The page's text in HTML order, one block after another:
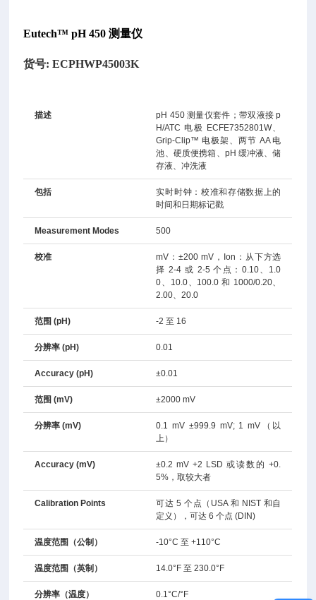
Eutech™ pH 450 测量仪
货号: ECPHWP45003K
描述
pH 450 测量仪套件；带双液接 p
H/ATC 电极 ECFE7352801W、
Grip-Clip™ 电极架、两节 AA 电
池、硬质便携箱、pH 缓冲液、储
存液、冲洗液
包括
实时时钟：校准和存储数据上的
时间和日期标记戳
Measurement Modes 500
校准
mV：±200 mV，Ion：从下方选
择 2-4 或 2-5 个点：0.10、1.0
0、10.0、100.0 和 1000/0.20、
2.00、20.0
范围 (pH) -2 至 16
分辨率 (pH) 0.01
Accuracy (pH) ±0.01
范围 (mV) ±2000 mV
分辨率 (mV)
0.1 mV ±999.9 mV; 1 mV（以
上）
Accuracy (mV)
±0.2 mV +2 LSD 或读数的 +0.
5%，取较大者
Calibration Points
可达 5 个点（USA 和 NIST 和自
定义），可达 6 个点 (DIN)
温度范围（公制） -10°C 至 +110°C
温度范围（英制） 14.0°F 至 230.0°F
分辨率（温度） 0.1°C/°F